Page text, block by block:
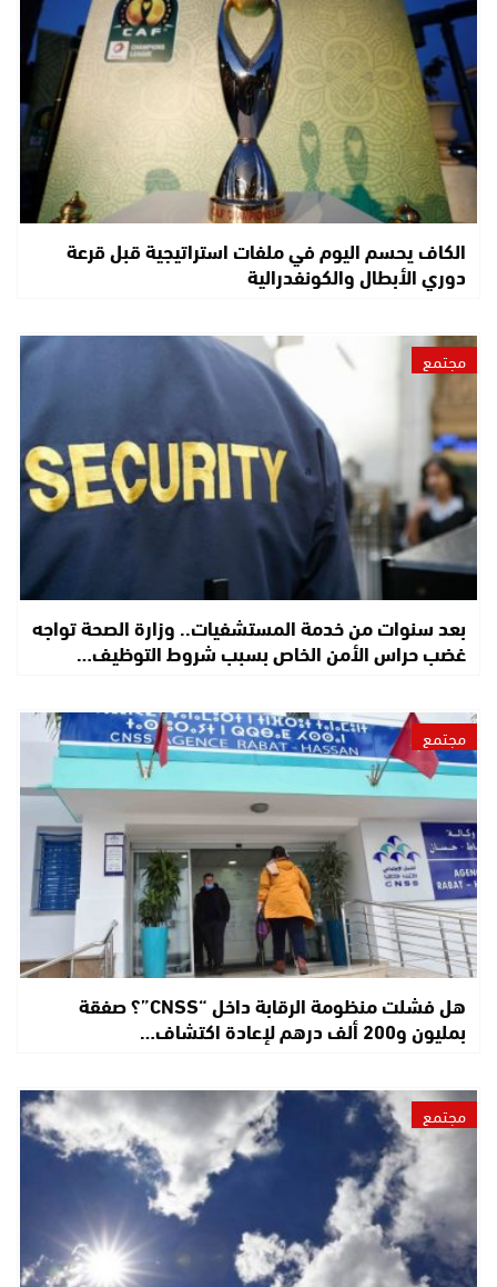
الكاف يحسم اليوم في ملفات استراتيجية قبل قرعة
دوري الأبطال والكونفدرالية
مجتمع
بعد سنوات من خدمة المستشفيات.. وزارة الصحة تواجه
غضب حراس الأمن الخاص بسبب شروط التوظيف…
مجتمع
هل فشلت منظومة الرقابة داخل “CNSS”؟ صفقة
بمليون و200 ألف درهم لإعادة اكتشاف…
مجتمع